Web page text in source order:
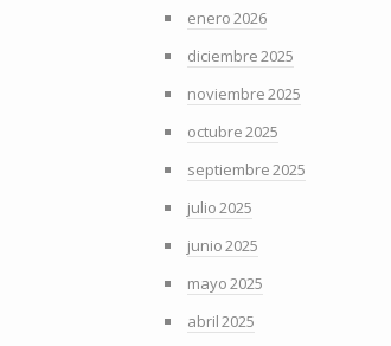
enero 2026
diciembre 2025
noviembre 2025
octubre 2025
septiembre 2025
julio 2025
junio 2025
mayo 2025
abril 2025